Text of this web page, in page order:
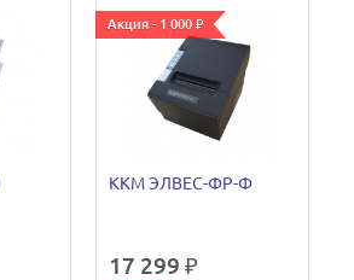
Акция - 1 000 ₽
ККМ ЭЛВЕС-ФР-Ф
17 299 ₽